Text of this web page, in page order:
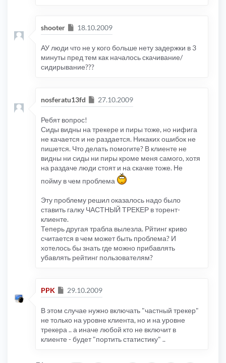
shooter Сообщение
18.10.2009
АУ люди что не у кого больше нету задержки в 3
минуты пред тем как началось скачивание/
сидирывание???
nosferatu13fd Сообщение
27.10.2009
Ребят вопрос!
Сиды видны на трекере и пиры тоже, но нифига
не качается и не раздается. Никаких ошибок не
пишется. Что делать помогите? В клиенте не
видны ни сиды ни пиры кроме меня самого, хотя
на раздаче люди стоят и на скачке тоже. Не
пойму в чем проблема
Эту проблему решил оказалось надо было
ставить галку ЧАСТНЫЙ ТРЕКЕР в торент-
клиенте.
Теперь другая трабла вылезла. Рйтинг криво
считается в чем может быть проблема? И
хотелось бы знать где можно прибавлять
убавлять рейтинг пользователям?
PPK Сообщение
29.10.2009
В этом случае нужно включать "частный трекер"
не только на уровне клиента, но и на уровне
трекера .. а иначе любой кто не включит в
клиенте - будет "портить статистику" ..